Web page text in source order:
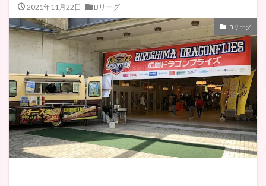
2021年11月22日 Bリーグ
Bリーグ